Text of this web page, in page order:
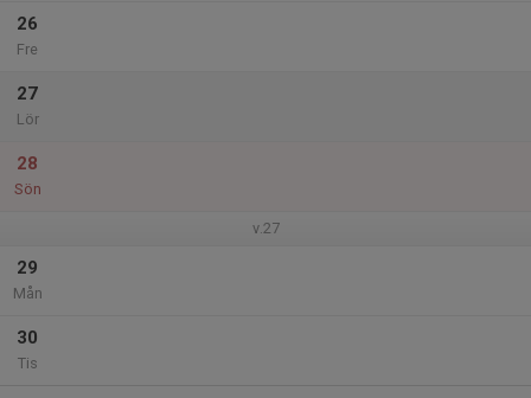
26
Fre
27
Lör
28
Sön
v.27
29
Mån
30
Tis